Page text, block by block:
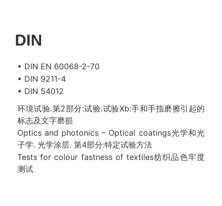
DIN
• DIN EN 60068-2-70
• DIN 9211-4
• DIN 54012
环境试验.第2部分:试验.试验Xb:手和手指磨擦引起的
标志及文字磨损
Optics and photonics – Optical coatings光学和光
子学. 光学涂层. 第4部分:特定试验方法
Tests for colour fastness of textiles纺织品色牢度
测试